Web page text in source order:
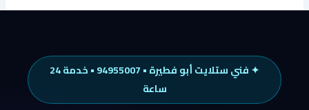
✦ فني ستلايت أبو فطيرة • 94955007 • خدمة 24
ساعة